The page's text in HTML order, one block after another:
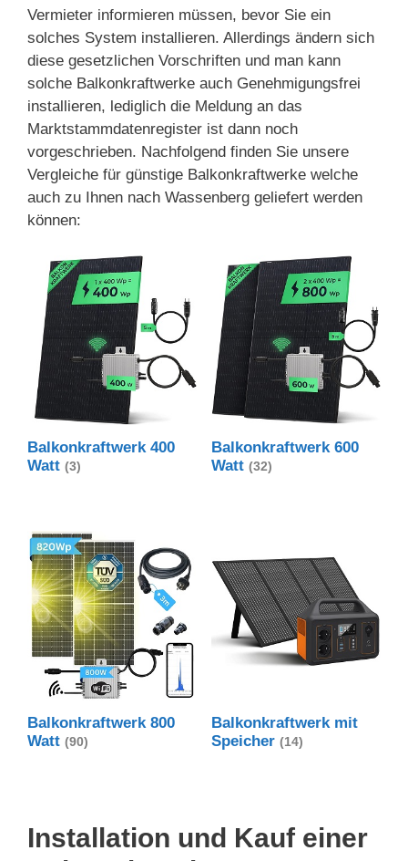
Vermieter informieren müssen, bevor Sie ein
solches System installieren. Allerdings ändern sich
diese gesetzlichen Vorschriften und man kann
solche Balkonkraftwerke auch Genehmigungsfrei
installieren, lediglich die Meldung an das
Marktstammdatenregister ist dann noch
vorgeschrieben. Nachfolgend finden Sie unsere
Vergleiche für günstige Balkonkraftwerke welche
auch zu Ihnen nach Wassenberg geliefert werden
können:
Balkonkraftwerk 400
Watt (3)
Balkonkraftwerk 600
Watt (32)
Balkonkraftwerk 800
Watt (90)
Balkonkraftwerk mit
Speicher (14)
Installation und Kauf einer